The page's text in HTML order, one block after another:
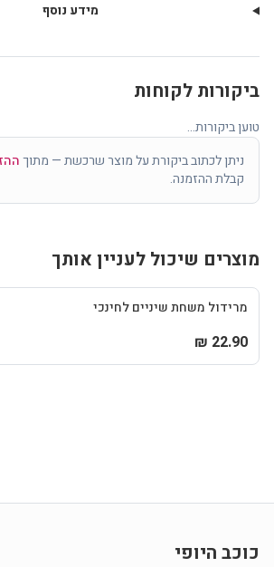
מידע נוסף
ביקורות לקוחות
טוען ביקורות...
ניתן לכתוב ביקורת על מוצר שרכשת — מתוך
קבלת ההזמנה.
מוצרים שיכול לעניין אותך
מרידול משחת שיניים לחינכי
22.90 ₪
כוכב היופי